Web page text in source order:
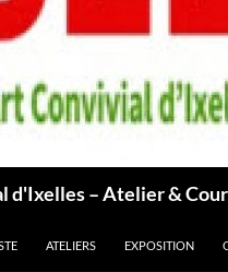
d'Ixelles – Atelier &
ATELIERS EXPOSITION